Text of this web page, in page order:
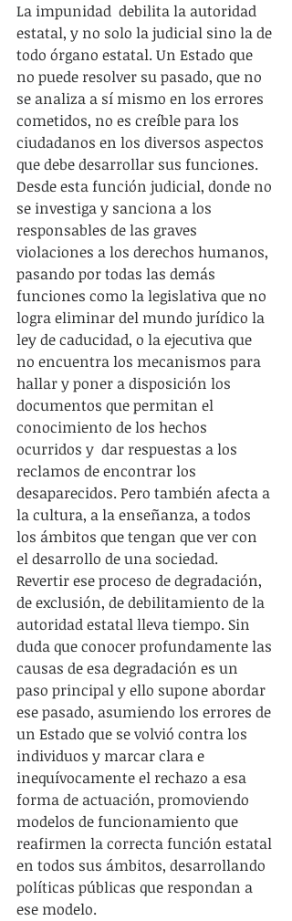
La impunidad  debilita la autoridad
estatal, y no solo la judicial sino la de
todo órgano estatal. Un Estado que
no puede resolver su pasado, que no
se analiza a sí mismo en los errores
cometidos, no es creíble para los
ciudadanos en los diversos aspectos
que debe desarrollar sus funciones.
Desde esta función judicial, donde no
se investiga y sanciona a los
responsables de las graves
violaciones a los derechos humanos,
pasando por todas las demás
funciones como la legislativa que no
logra eliminar del mundo jurídico la
ley de caducidad, o la ejecutiva que
no encuentra los mecanismos para
hallar y poner a disposición los
documentos que permitan el
conocimiento de los hechos
ocurridos y  dar respuestas a los
reclamos de encontrar los
desaparecidos. Pero también afecta a
la cultura, a la enseñanza, a todos
los ámbitos que tengan que ver con
el desarrollo de una sociedad.
Revertir ese proceso de degradación,
de exclusión, de debilitamiento de la
autoridad estatal lleva tiempo. Sin
duda que conocer profundamente las
causas de esa degradación es un
paso principal y ello supone abordar
ese pasado, asumiendo los errores de
un Estado que se volvió contra los
individuos y marcar clara e
inequívocamente el rechazo a esa
forma de actuación, promoviendo
modelos de funcionamiento que
reafirmen la correcta función estatal
en todos sus ámbitos, desarrollando
políticas públicas que respondan a
ese modelo.